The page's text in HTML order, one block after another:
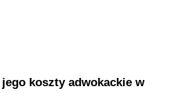
jego koszty adwokackie w